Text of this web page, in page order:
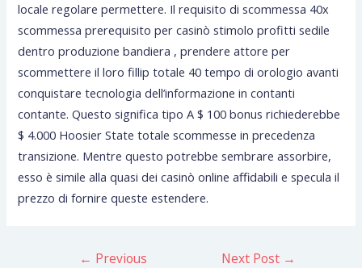
locale regolare permettere. Il requisito di scommessa 40x
scommessa prerequisito per casinò stimolo profitti sedile
dentro produzione bandiera , prendere attore per
scommettere il loro fillip totale 40 tempo di orologio avanti
conquistare tecnologia dell’informazione in contanti
contante. Questo significa tipo A $ 100 bonus richiederebbe
$ 4.000 Hoosier State totale scommesse in precedenza
transizione. Mentre questo potrebbe sembrare assorbire,
esso è simile alla quasi dei casinò online affidabili e specula il
prezzo di fornire queste estendere.
← Previous
Next Post →